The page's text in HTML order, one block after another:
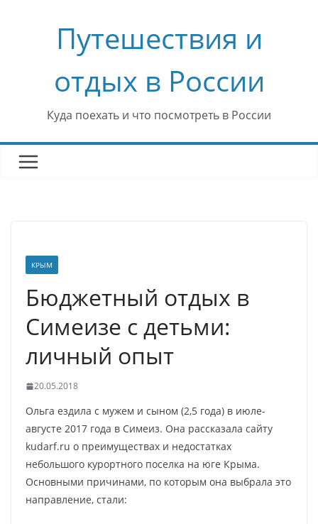
содержимомуПутешествия и
отдых в России
Куда поехать и что посмотреть в России
КРЫМ
Бюджетный отдых в
Симеизе с детьми:
личный опыт
20.05.2018
Ольга ездила с мужем и сыном (2,5 года) в июле-
августе 2017 года в Симеиз. Она рассказала сайту
kudarf.ru о преимуществах и недостатках
небольшого курортного поселка на юге Крыма.
Основными причинами, по которым она выбрала это
направление, стали: